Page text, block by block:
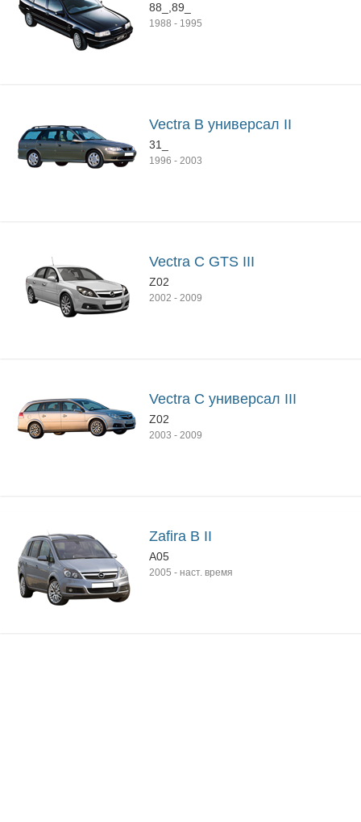
88_,89_
1988 - 1995
Vectra B универсал II
31_
1996 - 2003
Vectra C GTS III
Z02
2002 - 2009
Vectra C универсал III
Z02
2003 - 2009
Zafira B II
A05
2005 - наст. время